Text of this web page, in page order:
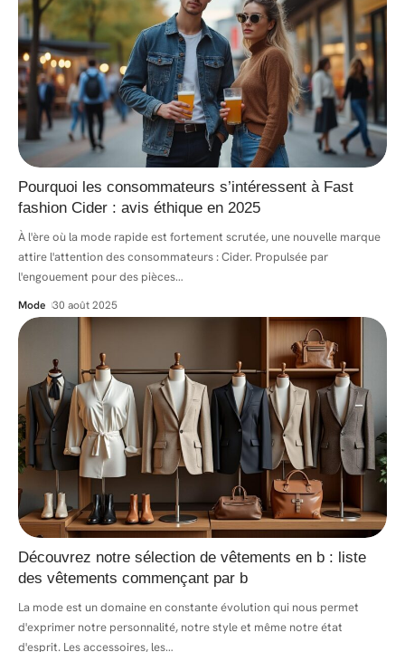
Pourquoi les consommateurs s’intéressent à Fast
fashion Cider : avis éthique en 2025
À l'ère où la mode rapide est fortement scrutée, une nouvelle marque
attire l'attention des consommateurs : Cider. Propulsée par
l'engouement pour des pièces…
Mode 30 août 2025
Découvrez notre sélection de vêtements en b : liste
des vêtements commençant par b
La mode est un domaine en constante évolution qui nous permet
d'exprimer notre personnalité, notre style et même notre état
d'esprit. Les accessoires, les…